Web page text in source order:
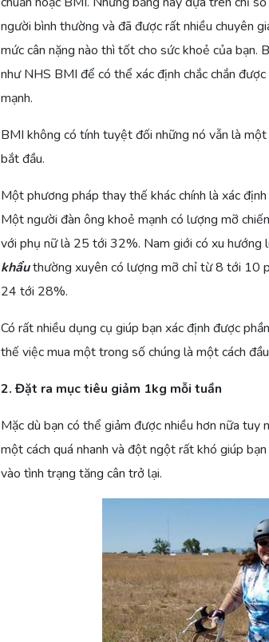
người bình thường và đã được rất nhiều chuyên
mức cân nặng nào thì tốt cho sức khoẻ của bạn.
như NHS BMI để có thể xác định chắc chắn
mạnh.
BMI không có tính tuyệt đối những nó vẫn là
bắt đầu.
Một phương pháp thay thế khác chính là xác
Một người đàn ông khoẻ mạnh có lượng mỡ
với phụ nữ là 25 tới 32%. Nam giới có xu hướng
khẩuthường xuyên có lượng mỡ chỉ từ 8 tới 10
24 tới 28%.
Có rất nhiều dụng cụ giúp bạn xác định được
thế việc mua một trong số chúng là một cách
2. Đặt ra mục tiêu giảm 1kg mỗi tuần
Mặc dù bạn có thể giảm được nhiều hơn nữa tuy
một cách quá nhanh và đột ngột rất khó giúp
vào tình trạng tăng cân trở lại.